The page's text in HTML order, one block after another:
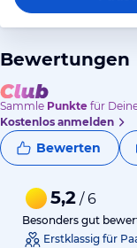
Bewertungen
Sammle Punkte für
Kostenlos anmelden
Bewerten
5,2 / 6
Besonders gut
Erstklassig für